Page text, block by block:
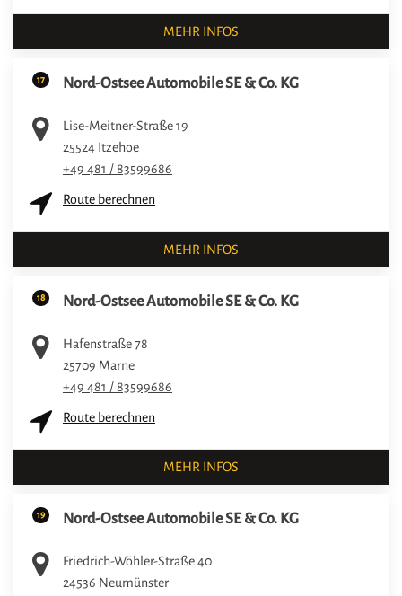
MEHR INFOS
17 Nord-Ostsee Automobile SE & Co. KG
Lise-Meitner-Straße 19
25524 Itzehoe
+49 481 / 83599686
Route berechnen
MEHR INFOS
18 Nord-Ostsee Automobile SE & Co. KG
Hafenstraße 78
25709 Marne
+49 481 / 83599686
Route berechnen
MEHR INFOS
19 Nord-Ostsee Automobile SE & Co. KG
Friedrich-Wöhler-Straße 40
24536 Neumünster